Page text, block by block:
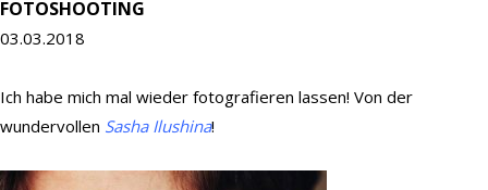
Fotos
FOTOSHOOTING
03.03.2018
Ich habe mich mal wieder fotografieren lassen! Von der
wundervollen Sasha Ilushina!